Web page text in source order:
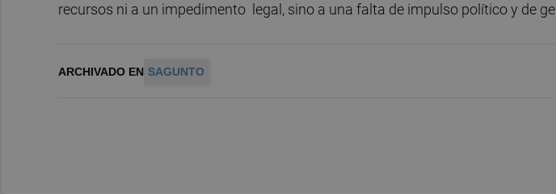
recursos ni a un impedimento legal, sino a una falta de impulso político y de
ARCHIVADO EN SAGUNTO